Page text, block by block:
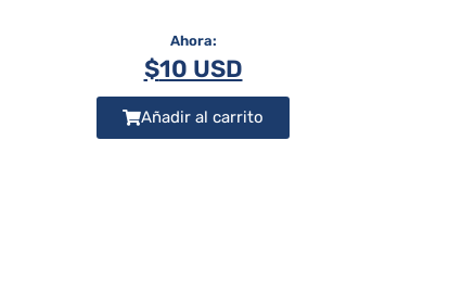
$10 USD
Añadir al carrito